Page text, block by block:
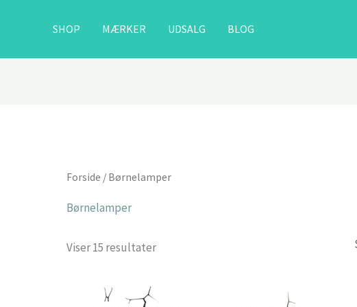
SHOP MÆRKER UDSALG BLOG
Forside / Børnelamper
Børnelamper
Viser 15 resultater